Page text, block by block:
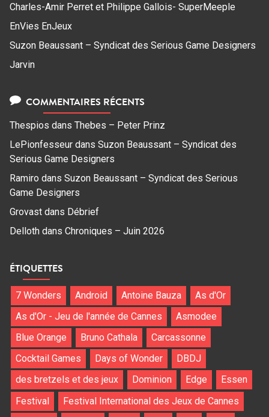
Charles-Amir Perret et Philippe Gallois- SuperMeeple
EnVies EnJeux
Suzon Beaussant – Syndicat des Serious Game Designers
Jarvin
COMMENTAIRES RÉCENTS
Thespios dans Thebes – Peter Prinz
LePionfesseur dans Suzon Beaussant – Syndicat des
Serious Game Designers
Ramiro dans Suzon Beaussant – Syndicat des Serious
Game Designers
Grovast dans Débrief
Delloth dans Chroniques – Juin 2026
ÉTIQUETTES
7 Wonders Android Antoine Bauza
As d'Or
As d'Or - Jeu de l'année de Cannes
Asmodee
Blue Orange
Bruno Cathala
Carcassonne
Cocktail Games
Days of Wonder
DBDJ
des bretzels et des jeux
Dominion Edge
Essen
Festival
Festival International des Jeux de Cannes